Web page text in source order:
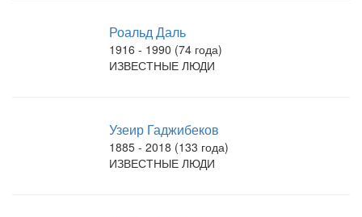
Роальд Даль
1916 - 1990 (74 года)
ИЗВЕСТНЫЕ ЛЮДИ
Узеир Гаджибеков
1885 - 2018 (133 года)
ИЗВЕСТНЫЕ ЛЮДИ